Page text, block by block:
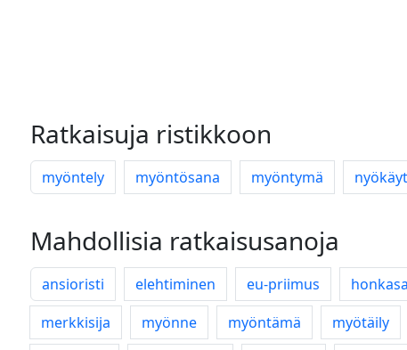
Ratkaisuja ristikkoon
myöntely myöntösana myöntymä
Mahdollisia ratkaisusanoja
ansioristi elehtiminen eu-priimus
merkkisija
myönne myöntämä myötäily